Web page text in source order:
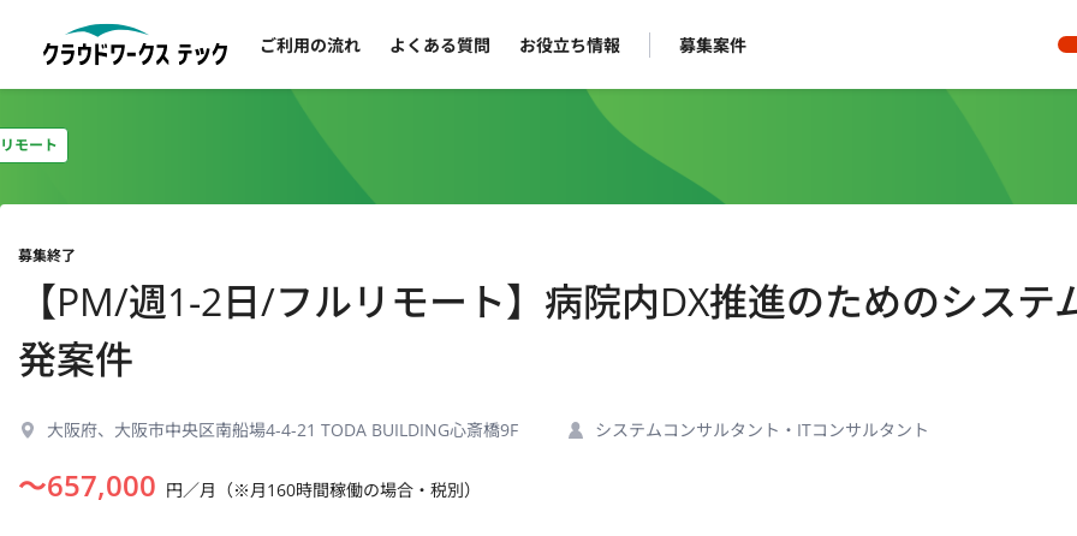
ご利用の流れ よくある質問 お役立ち情報 募集案件
モート
募集終了
【PM/週1-2日/フルリモート】病院内DX推進のためのシステ
発案件
大阪府、大阪市中央区南船場4-4-21 TODA BUILDING心斎橋9F システムコンサルタント・ITコンサルタント
〜657,000 円／月（※月160時間稼働の場合・税別）